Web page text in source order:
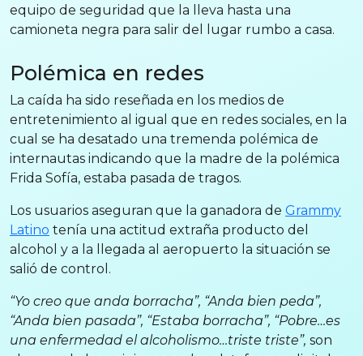
equipo de seguridad que la lleva hasta una
camioneta negra para salir del lugar rumbo a casa.
Polémica en redes
La caída ha sido reseñada en los medios de
entretenimiento al igual que en redes sociales, en la
cual se ha desatado una tremenda polémica de
internautas indicando que la madre de la polémica
Frida Sofía, estaba pasada de tragos.
Los usuarios aseguran que la ganadora de Grammy
Latino tenía una actitud extraña producto del
alcohol y a la llegada al aeropuerto la situación se
salió de control.
“Yo creo que anda borracha”, “Anda bien peda”,
“Anda bien pasada”, “Estaba borracha”, “Pobre…es
una enfermedad el alcoholismo…triste triste”, son